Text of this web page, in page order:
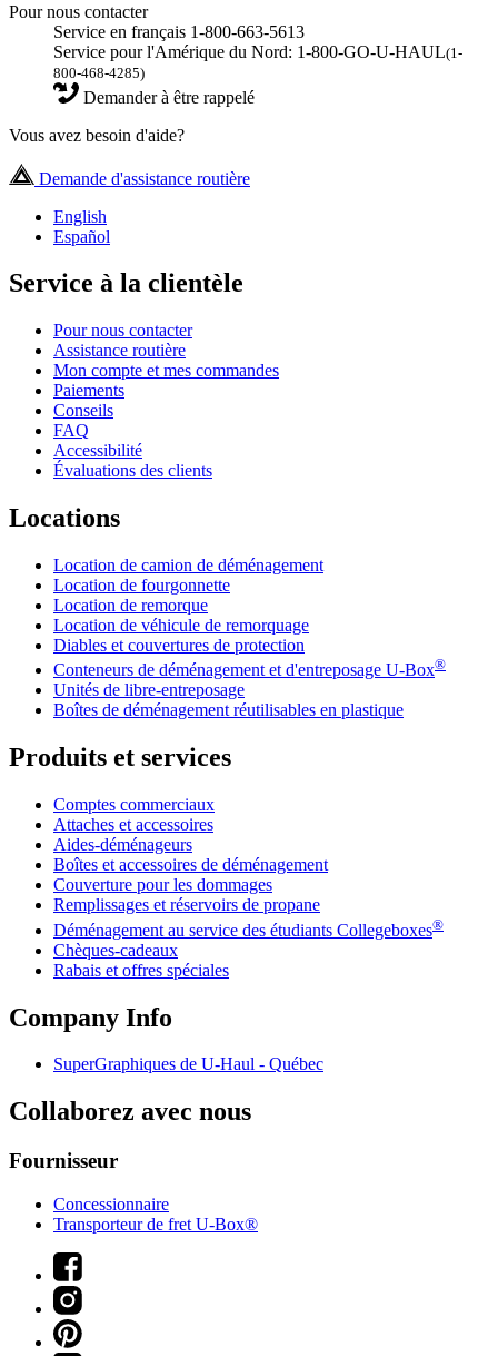
Pour nous contacter
Service en français 1-800-663-5613
Service pour l'Amérique du Nord: 1-800-GO-U-HAUL(1-
800-468-4285)
Demander à être rappelé
Vous avez besoin d'aide?
Demande d'assistance routière
English
Español
Service à la clientèle
Pour nous contacter
Assistance routière
Mon compte et mes commandes
Paiements
Conseils
FAQ
Accessibilité
Évaluations des clients
Locations
Location de camion de déménagement
Location de fourgonnette
Location de remorque
Location de véhicule de remorquage
Diables et couvertures de protection
Conteneurs de déménagement et d'entreposage U-Box®
Unités de libre-entreposage
Boîtes de déménagement réutilisables en plastique
Produits et services
Comptes commerciaux
Attaches et accessoires
Aides-déménageurs
Boîtes et accessoires de déménagement
Couverture pour les dommages
Remplissages et réservoirs de propane
Déménagement au service des étudiants Collegeboxes®
Chèques-cadeaux
Rabais et offres spéciales
Company Info
SuperGraphiques de U-Haul - Québec
Collaborez avec nous
Fournisseur
Concessionnaire
Transporteur de fret U-Box®